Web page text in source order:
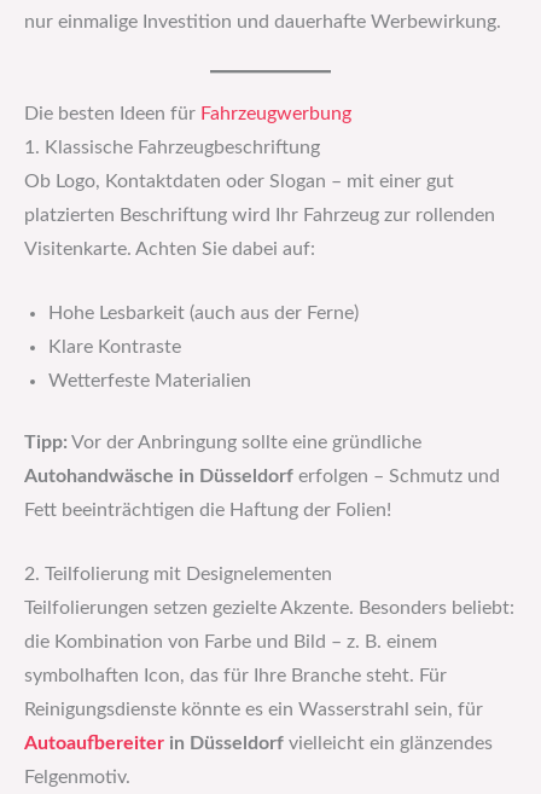
nur einmalige Investition und dauerhafte Werbewirkung.
Die besten Ideen für Fahrzeugwerbung
1. Klassische Fahrzeugbeschriftung
Ob Logo, Kontaktdaten oder Slogan – mit einer gut
platzierten Beschriftung wird Ihr Fahrzeug zur rollenden
Visitenkarte. Achten Sie dabei auf:
Hohe Lesbarkeit (auch aus der Ferne)
Klare Kontraste
Wetterfeste Materialien
Tipp: Vor der Anbringung sollte eine gründliche
Autohandwäsche in Düsseldorf erfolgen – Schmutz und
Fett beeinträchtigen die Haftung der Folien!
2. Teilfolierung mit Designelementen
Teilfolierungen setzen gezielte Akzente. Besonders beliebt:
die Kombination von Farbe und Bild – z. B. einem
symbolhaften Icon, das für Ihre Branche steht. Für
Reinigungsdienste könnte es ein Wasserstrahl sein, für
Autoaufbereiter in Düsseldorf vielleicht ein glänzendes
Felgenmotiv.